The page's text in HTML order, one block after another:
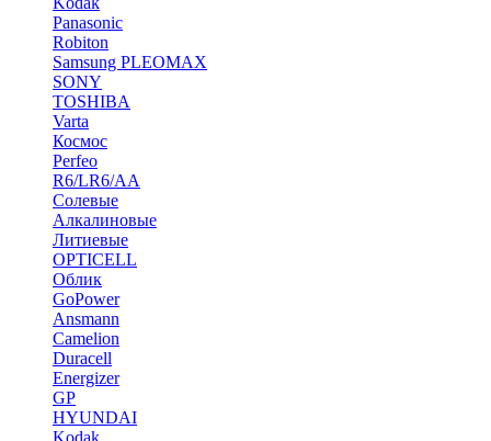
Panasonic
Robiton
Samsung PLEOMAX
SONY
TOSHIBA
Varta
Космос
Perfeo
R6/LR6/AA
Солевые
Алкалиновые
Литиевые
OPTICELL
Облик
GoPower
Ansmann
Camelion
Duracell
Energizer
GP
HYUNDAI
Kodak